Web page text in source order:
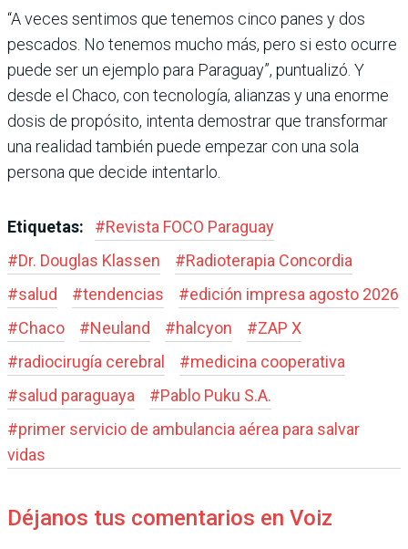
“A veces sentimos que tenemos cinco panes y dos
pescados. No tenemos mucho más, pero si esto ocurre
puede ser un ejemplo para Paraguay”, puntualizó. Y
desde el Chaco, con tecnología, alianzas y una enorme
dosis de propósito, intenta demostrar que transformar
una realidad también puede empezar con una sola
persona que decide intentarlo.
Etiquetas: #Revista FOCO Paraguay
#Dr. Douglas Klassen #Radioterapia Concordia
#salud #tendencias #edición impresa agosto 2026
#Chaco #Neuland #halcyon #ZAP X
#radiocirugía cerebral #medicina cooperativa
#salud paraguaya #Pablo Puku S.A.
#primer servicio de ambulancia aérea para salvar
vidas
Déjanos tus comentarios en Voiz